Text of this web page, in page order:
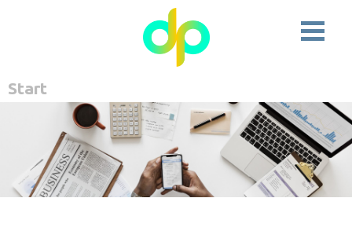
Start